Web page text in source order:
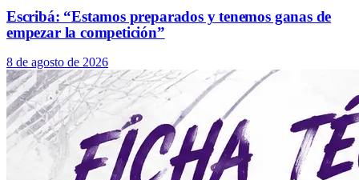
Escribá: “Estamos preparados y tenemos ganas de
empezar la competición”
8 de agosto de 2026